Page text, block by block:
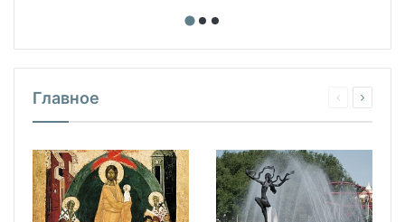
Главное